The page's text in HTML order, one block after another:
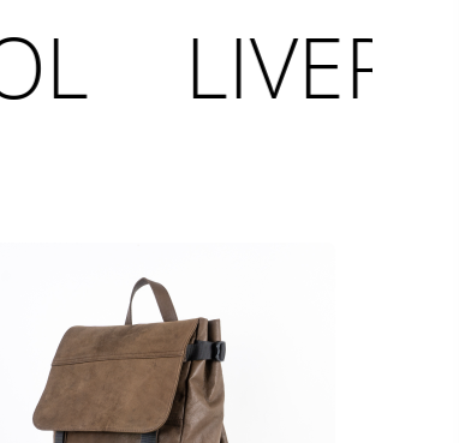
LIVERPOOL